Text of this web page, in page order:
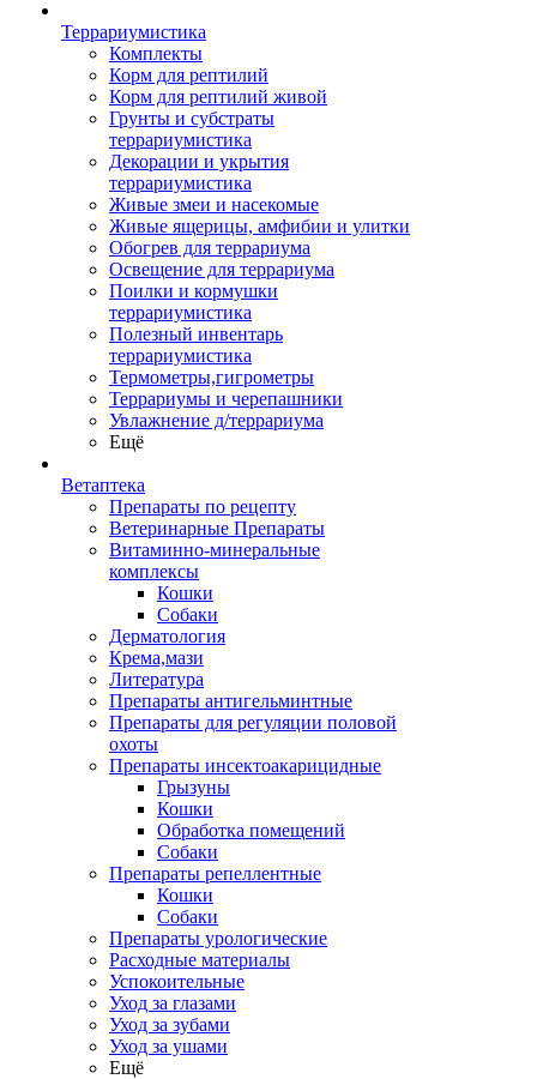
Террариумистика
Комплекты
Корм для рептилий
Корм для рептилий живой
Грунты и субстраты
террариумистика
Декорации и укрытия
террариумистика
Живые змеи и насекомые
Живые ящерицы, амфибии и улитки
Обогрев для террариума
Освещение для террариума
Поилки и кормушки
террариумистика
Полезный инвентарь
террариумистика
Термометры,гигрометры
Террариумы и черепашники
Увлажнение д/террариума
Ещё
Ветаптека
Препараты по рецепту
Ветеринарные Препараты
Витаминно-минеральные
комплексы
Кошки
Собаки
Дерматология
Крема,мази
Литература
Препараты антигельминтные
Препараты для регуляции половой
охоты
Препараты инсектоакарицидные
Грызуны
Кошки
Обработка помещений
Собаки
Препараты репеллентные
Кошки
Собаки
Препараты урологические
Расходные материалы
Успокоительные
Уход за глазами
Уход за зубами
Уход за ушами
Ещё